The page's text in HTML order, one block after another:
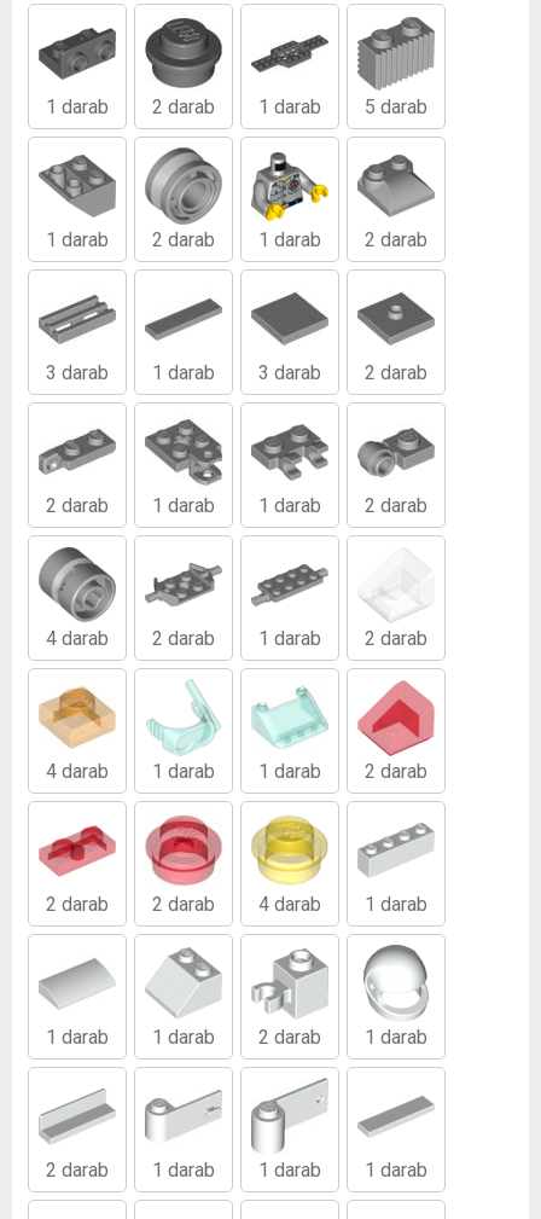
1 darab 2 darab 1 darab 5 darab
1 darab 2 darab 1 darab 2 darab
3 darab 1 darab 3 darab 2 darab
2 darab 1 darab 1 darab 2 darab
4 darab 2 darab 1 darab 2 darab
4 darab 1 darab 1 darab 2 darab
2 darab 2 darab 4 darab 1 darab
1 darab 1 darab 2 darab 1 darab
2 darab 1 darab 1 darab 1 darab